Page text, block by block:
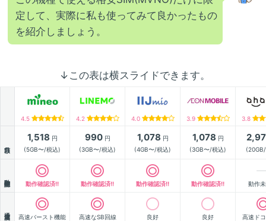
定して、実際に私も使ってみて良かったもの
を紹介しましょう。
↓この表は横スライドできます。
4.5 4.2 4.0 3.9 3.8
1,518 円
(5GB〜/税込)
990円
(3GB〜/税込)
1,078 円
(4GB〜/税込)
1,078 円
(3GB〜/税込)
動作確認済!! 動作確認済!! 動作確認済!! 動作確認済!! 動作
高速バースト機能 高速なSB回線 良好 良好 高速ド